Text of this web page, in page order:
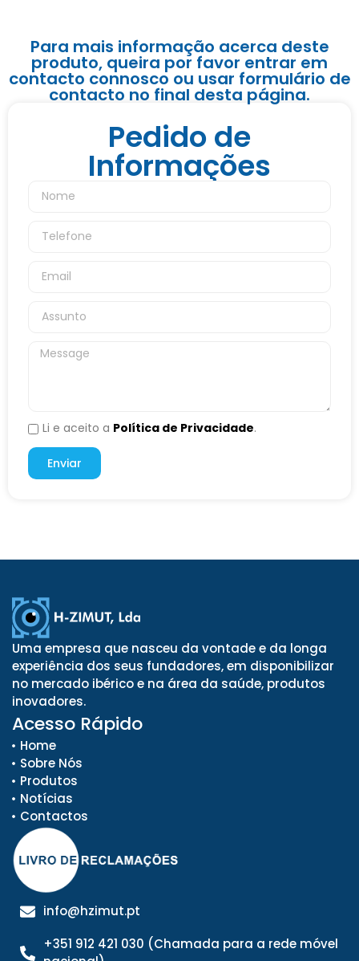
Para mais informação acerca deste
produto, queira por favor entrar em
contacto connosco ou usar formulário de
contacto no final desta página.
Pedido de
Informações
Li e aceito a Política de Privacidade.
Enviar
Uma empresa que nasceu da vontade e da longa
experiência dos seus fundadores, em disponibilizar
no mercado ibérico e na área da saúde, produtos
inovadores.
Acesso Rápido
Home
Sobre Nós
Produtos
Notícias
Contactos
info@hzimut.pt
+351 912 421 030 (Chamada para a rede móvel